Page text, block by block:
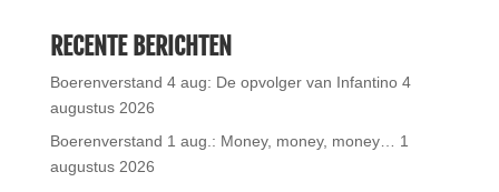
RECENTE BERICHTEN
Boerenverstand 4 aug: De opvolger van Infantino 4
augustus 2026
Boerenverstand 1 aug.: Money, money, money…
1
augustus 2026